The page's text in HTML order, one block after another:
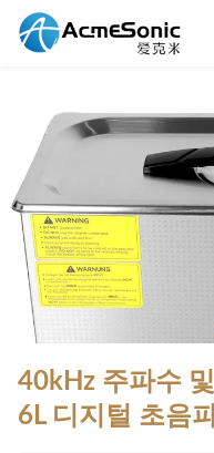
40kHz 주파수
6L 디지털 초음